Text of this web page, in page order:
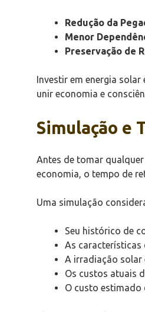
Redução da
Menor
Preservação de
Investir em energia
unir economia e
Simulação e
Antes de tomar
economia, o tempo de
Uma simulação
Seu histórico de
As características
A irradiação solar
Os custos atuais
O custo